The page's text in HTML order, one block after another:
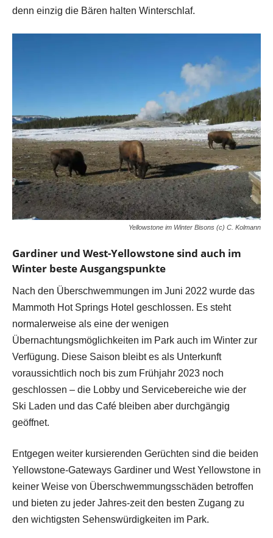
denn einzig die Bären halten Winterschlaf.
Yellowstone im Winter Bisons (c) C. Kolmann
Gardiner und West-Yellowstone sind auch im
Winter beste Ausgangspunkte
Nach den Überschwemmungen im Juni 2022 wurde das
Mammoth Hot Springs Hotel geschlossen. Es steht
normalerweise als eine der wenigen
Übernachtungsmöglichkeiten im Park auch im Winter zur
Verfügung. Diese Saison bleibt es als Unterkunft
voraussichtlich noch bis zum Frühjahr 2023 noch
geschlossen – die Lobby und Servicebereiche wie der
Ski Laden und das Café bleiben aber durchgängig
geöffnet.
Entgegen weiter kursierenden Gerüchten sind die beiden
Yellowstone-Gateways Gardiner und West Yellowstone in
keiner Weise von Überschwemmungsschäden betroffen
und bieten zu jeder Jahres-zeit den besten Zugang zu
den wichtigsten Sehenswürdigkeiten im Park.